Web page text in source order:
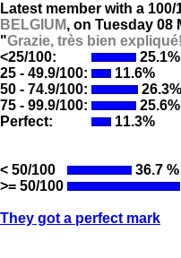
Latest member with a
BELGIUM, on Tuesday 08
"Grazie, très bien
<25/100:
25.1%
25 - 49.9/100:
11.6%
50 - 74.9/100:
26.3%
75 - 99.9/100:
25.6%
Perfect:
11.3%
< 50/100
36.7 %
>= 50/100
They got a perfect mark